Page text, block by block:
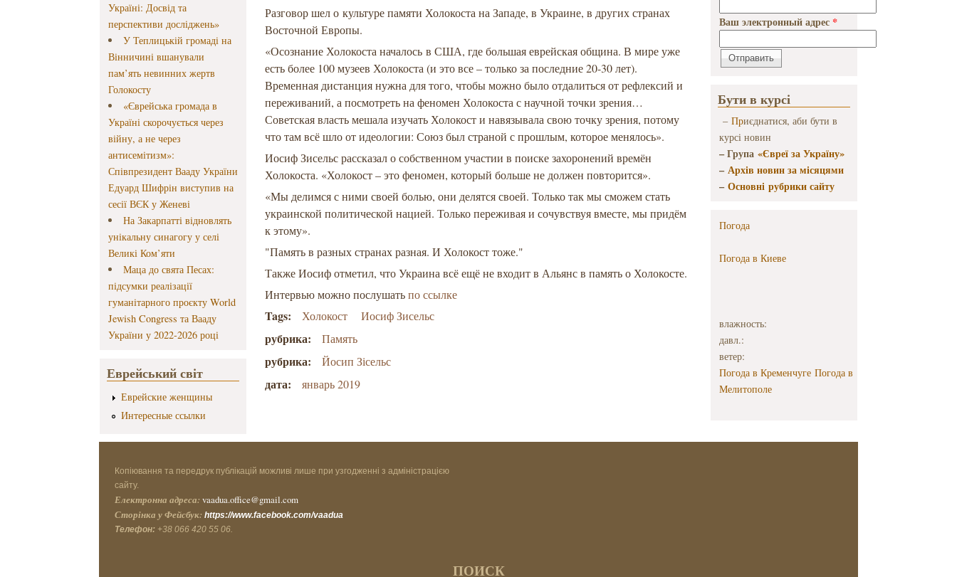
Україні: Досвід та
перспективи досліджень»
У Теплицькій громаді на
Вінничині вшанували
пам’ять невинних жертв
Голокосту
«Єврейська громада в
Україні скорочується через
війну, а не через
антисемітизм»:
Співпрезидент Вааду України
Едуард Шифрін виступив на
сесії ВЄК у Женеві
На Закарпатті відновлять
унікальну синагогу у селі
Великі Ком’яти
Маца до свята Песах:
підсумки реалізації
гуманітарного проєкту World
Jewish Congress та Вааду
України у 2022-2026 році
Еврейський світ
Еврейские женщины
Интересные ссылки
Разговор шел о культуре памяти Холокоста на Западе, в Украине, в других странах
Восточной Европы.
«Осознание Холокоста началось в США, где большая еврейская община. В мире уже
есть более 100 музеев Холокоста (и это все – только за последние 20-30 лет).
Временная дистанция нужна для того, чтобы можно было отдалиться от рефлексий и
переживаний, а посмотреть на феномен Холокоста с научной точки зрения…
Советская власть мешала изучать Холокост и навязывала свою точку зрения, потому
что там всё шло от идеологии: Союз был страной с прошлым, которое менялось».
Иосиф Зисельс рассказал о собственном участии в поиске захоронений времён
Холокоста. «Холокост – это феномен, который больше не должен повторится».
«Мы делимся с ними своей болью, они делятся своей. Только так мы сможем стать
украинской политической нацией. Только переживая и сочувствуя вместе, мы придём
к этому».
"Память в разных странах разная. И Холокост тоже."
Также Иосиф отметил, что Украина всё ещё не входит в Альянс в память о Холокосте.
Интервью можно послушатьпо ссылке
Tags: Холокост Иосиф Зисельс
рубрика: Память
рубрика: Йосип Зісельс
дата: январь 2019
Ваш электронный адрес *
Бути в курсі
– Приєднатися, аби бути в
курсі новин
– Група «Євреї за Україну»
–Архів новин за місяцями
–Основні рубрики сайту
Погода
Погода в Киеве
влажность:
давл.:
ветер:
Погода в Кременчуге Погода в
Мелитополе
Копіювання та передрук публікацій можливі лише при узгодженні з адміністрацією
сайту.
Електронна адреса: vaadua.office@gmail.com
Сторінка у Фейсбук: https://www.facebook.com/vaadua
Телефон: +38 066 420 55 06.
ПОИСК